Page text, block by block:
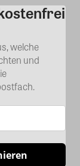
welche
und